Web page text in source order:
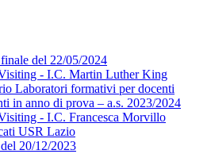
del 22/05/2024
- I.C. Martin Luther King
Laboratori formativi per docenti
in anno di prova – a.s. 2023/2024
- I.C. Francesca Morvillo
USR Lazio
20/12/2023